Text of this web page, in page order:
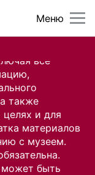
все
также
целях и для
материалов
с музеем.
может быть
Меню